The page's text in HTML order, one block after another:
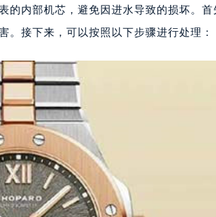
的内部机芯，避免因进水导致的损坏。
。接下来，可以按照以下步骤进行处理：